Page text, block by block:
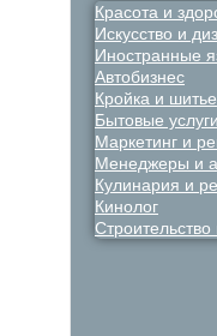
Красота и
Искусство и
Иностранные
Автобизнес
Кройка и шитье
Бытовые
Маркетинг и
Менеджеры и
Кулинария и
Кинолог